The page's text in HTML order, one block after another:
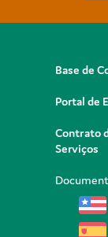
Base de
Portal de
Contrato
Serviços